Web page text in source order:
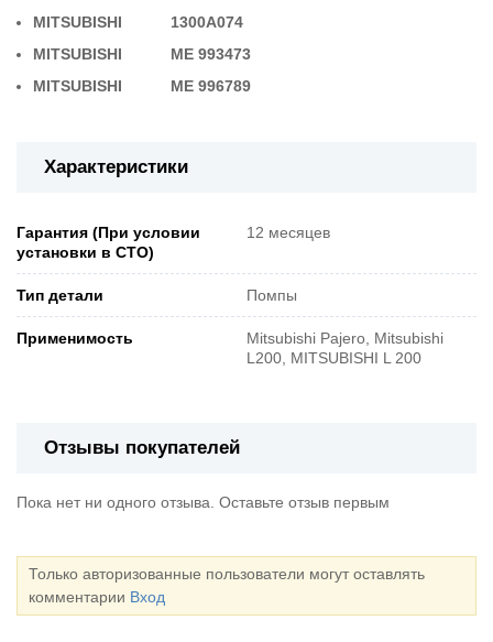
MITSUBISHI 1300A074
MITSUBISHI ME 993473
MITSUBISHI ME 996789
Характеристики
Гарантия (При условии
установки в СТО)
12 месяцев
Тип детали Помпы
Применимость
Mitsubishi Pajero, Mitsubishi
L200, MITSUBISHI L 200
Отзывы покупателей
Пока нет ни одного отзыва. Оставьте отзыв первым
Только авторизованные пользователи могут оставлять
комментарии Вход